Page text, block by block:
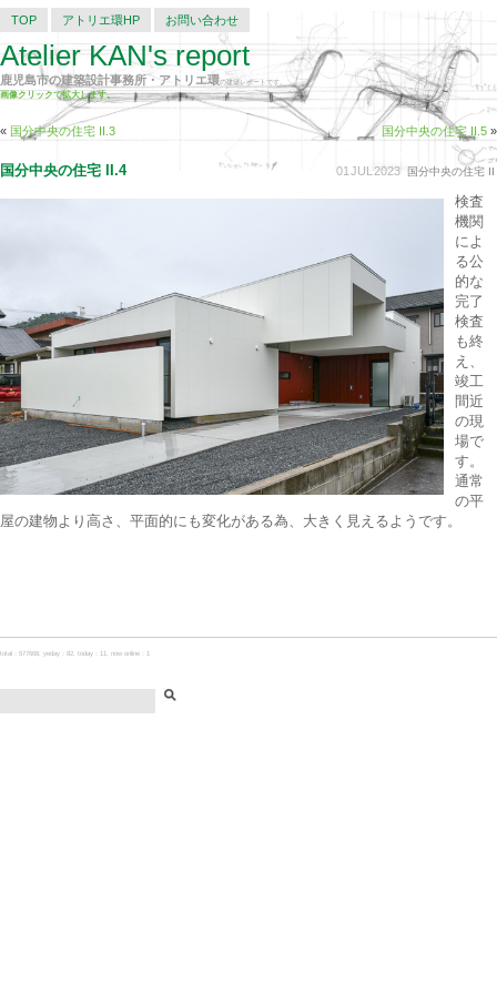
TOP アトリエ環HP お問い合わせ
Atelier KAN's report
鹿児島市の建築設計事務所・アトリエ環の建築レポートです。
画像クリックで拡大します。
« 国分中央の住宅 II.3 国分中央の住宅 II.5 »
01 JUL 2023 国分中央の住宅 II
国分中央の住宅 II.4
検査
機関
によ
る公
的な
完了
検査
も終
え、
竣工
間近
の現
場で
す。
通常
の平
屋の建物より高さ、平面的にも変化がある為、大きく見えるようです。
total：577668, yeday：82, today：11, now online：1